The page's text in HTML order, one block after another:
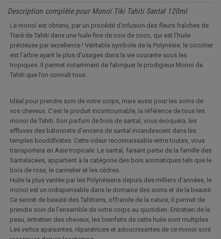
Description complète pour Monoï Tiki Tahiti Santal 120ml
Le monoï est obtenu, par un procédé d’infusion des fleurs fraîches de
Tiaré de Tahiti dans une huile fine de noix de coco, qui est l’huile
précieuse par excellence ! Véritable symbole de la Polynésie, le cocotier
est l’arbre ayant le plus d’usages dans la vie courante sous les
tropiques. Il permet notamment de fabriquer le prodigieux Monoï de
Tahiti que l’on connaît tous.
Idéal pour prendre soin de votre corps, mais aussi pour les soins de
vos cheveux. C’est le produit incontournable, la référence de tous les
monoï de Tahiti. Son parfum de bois de santal, vous évoquera, les
effluves des bâtonnets d’encens de santal incandescent dans les
temples bouddhistes. Cette odeur reconnaissable entre toutes, vous
transportera en Asie tropicale. Le santal, faisant partie de la famille des
Santalacées, appartient à la catégorie des bois aromatiques tels que le
bois de rose, le cannelier et les cèdres.
Huile la plus vantée par les Polynésiens depuis des milliers d’années, le
monoï est un indispensable dans le domaine des soins et de la beauté.
Ce secret de beauté des Tahitiens, offrande de la nature, il permet de
prendre soin de l’ensemble de votre corps au quotidien. Entretien de la
peau, entretien des cheveux, les bienfaits de cette huile sont multiples.
Les vertus apaisantes, réparatrices et adoucissantes de ce monoï sont